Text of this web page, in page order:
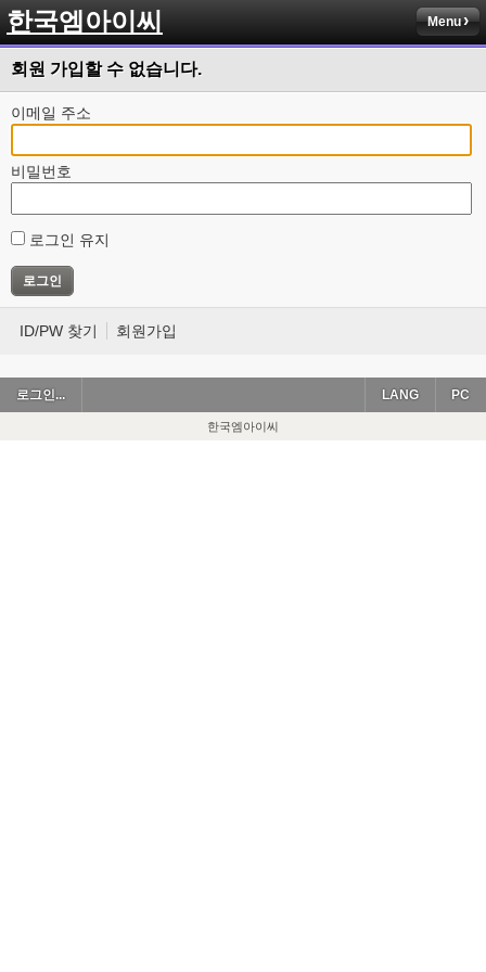
한국엠아이씨 Menu
회원 가입할 수 없습니다.
이메일 주소
비밀번호
로그인 유지
ID/PW 찾기 회원가입
로그인... PC
LANG
한국엠아이씨